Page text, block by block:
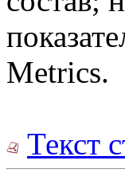
Metrics.
Текст